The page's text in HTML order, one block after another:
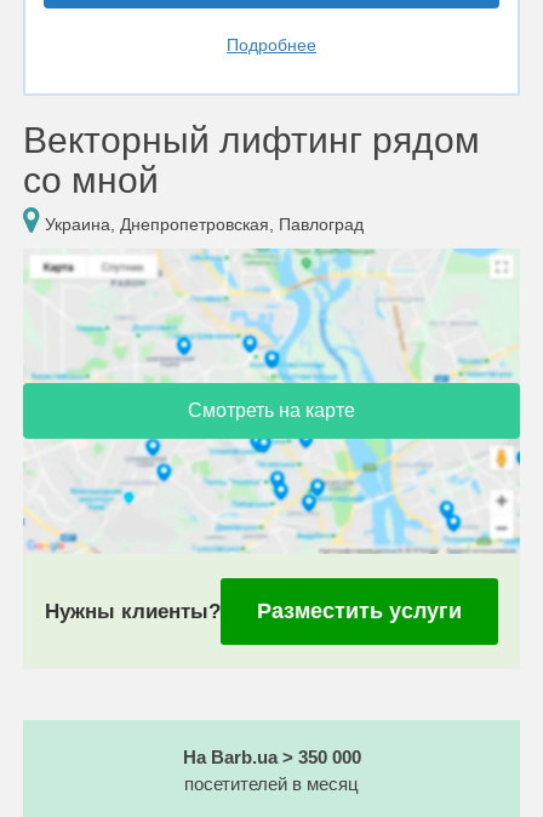
Подробнее
Векторный лифтинг рядом
со мной
Украина, Днепропетровская, Павлоград
Смотреть на карте
Нужны клиенты? Разместить услуги
На Barb.ua > 350 000
посетителей в месяц